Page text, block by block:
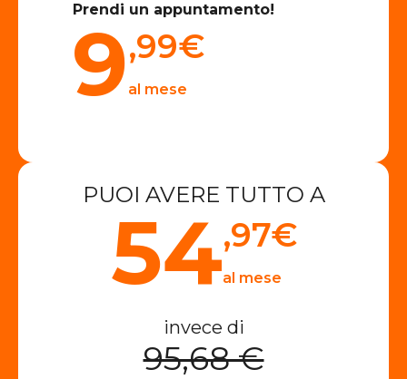
Prendi un appuntamento!
9,99€
al mese
PUOI AVERE TUTTO A
54,97€
al mese
invece di
95,68 €